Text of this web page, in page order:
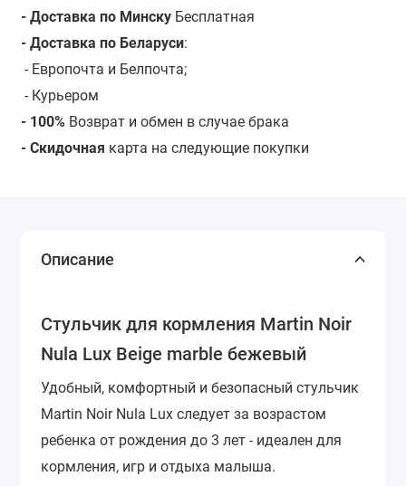
- Доставка по МинскуБесплатная
- Доставка по Беларуси:
- Европочта и Белпочта;
- Курьером
- 100% Возврат и обмен в случае брака
- Скидочная карта на следующие покупки
Описание
Стульчик для кормления Martin Noir
Nula Lux Beige marble бежевый
Удобный, комфортный и безопасный стульчик
Martin Noir Nula Lux следует за возрастом
ребенка от рождения до 3 лет - идеален для
кормления, игр и отдыха малыша.